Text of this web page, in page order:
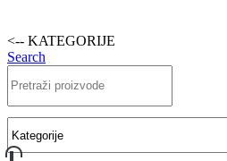
<-- KATEGORIJE
Search